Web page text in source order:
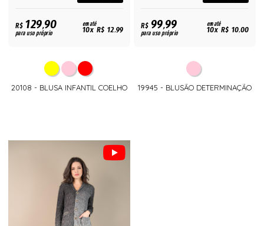
R$129,90
para uso próprio
em até
10x R$ 12,99
20108 - BLUSA INFANTIL COELHO
R$99,99
para uso próprio
em até
10x R$ 10,00
19945 - BLUSÃO DETERMINAÇÃO